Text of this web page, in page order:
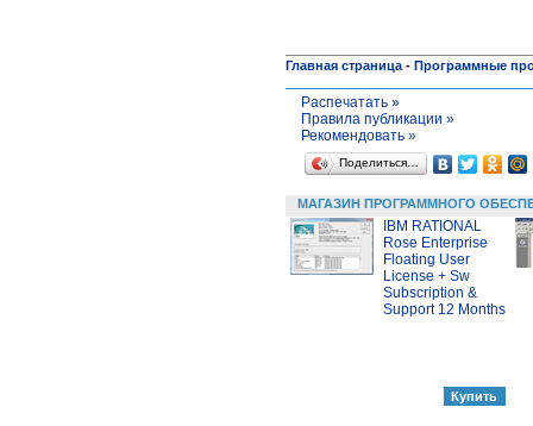
Главная страница - Программные
Распечатать »
Правила публикации »
Рекомендовать »
Поделиться…
МАГАЗИН ПРОГРАММНОГО
IBM RATIONAL
Rose Enterprise
Floating User
License + Sw
Subscription &
Support 12 Months